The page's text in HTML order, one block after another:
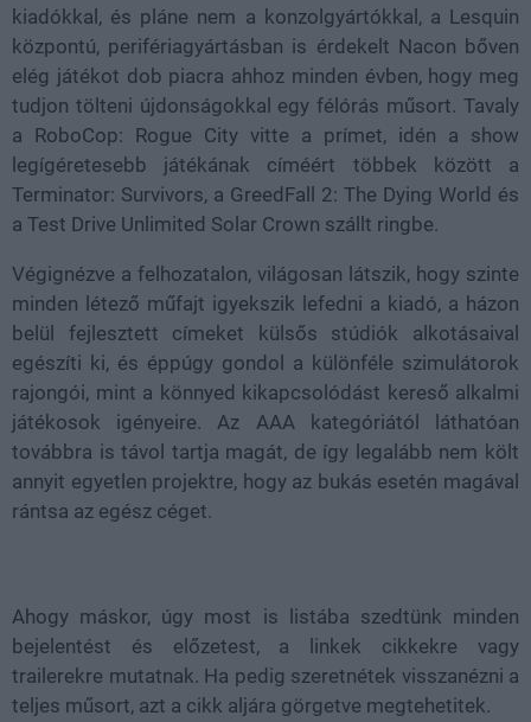
kiadókkal, és pláne nem a konzolgyártókkal, a Lesquin
központú, perifériagyártásban is érdekelt Nacon bőven
elég játékot dob piacra ahhoz minden évben, hogy meg
tudjon tölteni újdonságokkal egy félórás műsort. Tavaly
a RoboCop: Rogue City vitte a prímet, idén a show
legígéretesebb játékának címéért többek között a
Terminator: Survivors, a GreedFall 2: The Dying World és
a Test Drive Unlimited Solar Crown szállt ringbe.
Végignézve a felhozatalon, világosan látszik, hogy szinte
minden létező műfajt igyekszik lefedni a kiadó, a házon
belül fejlesztett címeket külsős stúdiók alkotásaival
egészíti ki, és éppúgy gondol a különféle szimulátorok
rajongói, mint a könnyed kikapcsolódást kereső alkalmi
játékosok igényeire. Az AAA kategóriától láthatóan
továbbra is távol tartja magát, de így legalább nem költ
annyit egyetlen projektre, hogy az bukás esetén magával
rántsa az egész céget.
Ahogy máskor, úgy most is listába szedtünk minden
bejelentést és előzetest, a linkek cikkekre vagy
trailerekre mutatnak. Ha pedig szeretnétek visszanézni a
teljes műsort, azt a cikk aljára görgetve megtehetitek.